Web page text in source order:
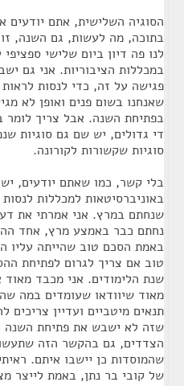
הסוגיה השלישית, אתם יודעים
בתוכה, מה לעשות, גם השנה,
לנו פה דיון ביום שלישי
במכללות הציבוריות. אני גם
פגישה על זה, כדי לנסות
שאנחנו בשום פנים ואופן לא
בפתיחת השנה. אבל צריך לומר
די גדולים, יש שם גם סוגיות
סוגיות שקשורות לקורונה.
בלי קשר, כמו שאתם יודעים,
באוניברסיטאות למכללות
שנחתם במרץ. אני אמרתי את
נחתם כבר באמצע מרץ, אחד
באמת הסכם טוב שהייתה עליו
טוב אם צריך לגרום לפתיחת
שנת הלימודים. אני מכבד
מאוד שיוודאו שעומדים במה
תנאים מיטביים ועדיין צריכים
שזה לא ישבש את פתיחת השנה
הצדדים, גם בהקשר הזה
שהמוסדות כן יישבו איתם.
של קובי בר נתן, באמת לייצר